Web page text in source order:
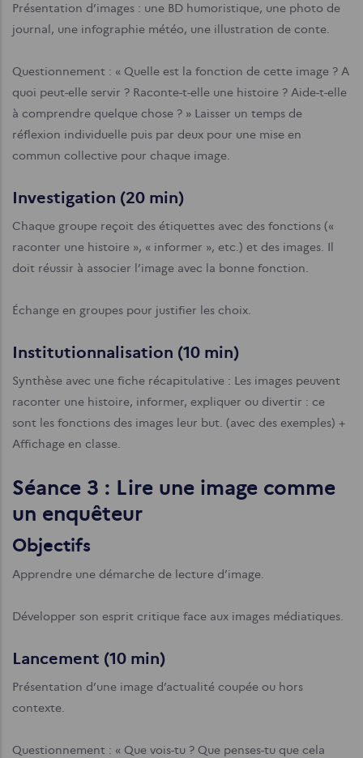
Présentation d’images : une BD humoristique, une photo de
journal, une infographie météo, une illustration de conte.
Questionnement : « Quelle est la fonction de cette image ? A
quoi peut-elle servir ? Raconte-t-elle une histoire ? Aide-t-elle
à comprendre quelque chose ? » Laisser un temps de
réflexion individuelle puis par deux pour une mise en
commun collective pour chaque image.
Investigation (20 min)
Chaque groupe reçoit des étiquettes avec des fonctions («
raconter une histoire », « informer », etc.) et des images. Il
doit réussir à associer l’image avec la bonne fonction.
Échange en groupes pour justifier les choix.
Institutionnalisation (10 min)
Synthèse avec une fiche récapitulative : Les images peuvent
raconter une histoire, informer, expliquer ou divertir : ce
sont les fonctions des images leur but. (avec des exemples) +
Affichage en classe.
Séance 3 : Lire une image comme
un enquêteur
Objectifs
Apprendre une démarche de lecture d’image.
Développer son esprit critique face aux images médiatiques.
Lancement (10 min)
Présentation d’une image d’actualité coupée ou hors
contexte.
Questionnement : « Que vois-tu ? Que penses-tu que cela